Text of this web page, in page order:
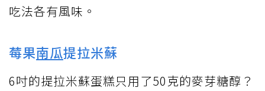
吃法各有風味。
莓果南瓜提拉米蘇
6吋的提拉米蘇蛋糕只用了50克的麥芽糖醇？